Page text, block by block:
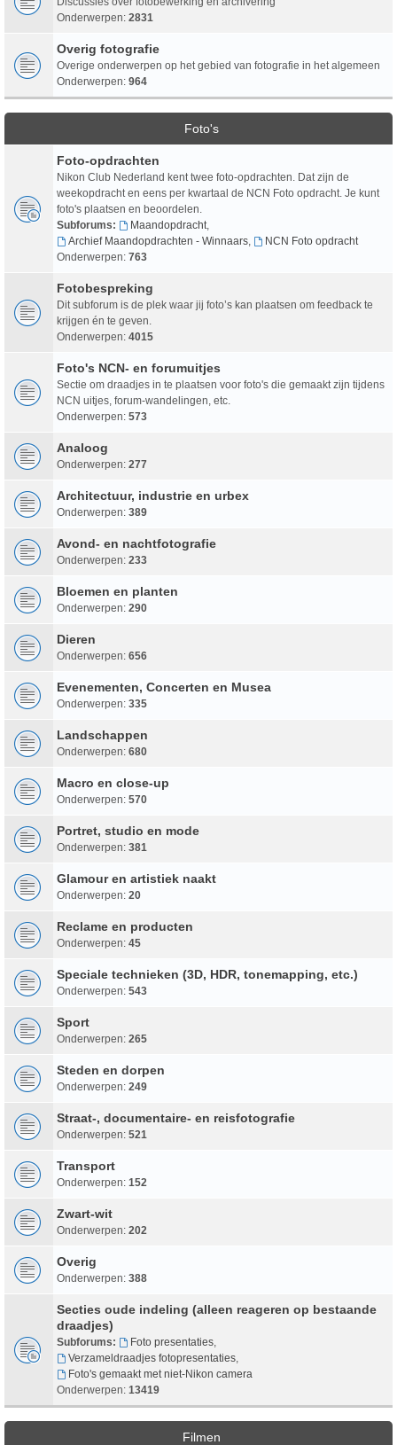
Onderwerpen: 2831
Overig fotografie
Overige onderwerpen op het gebied van fotografie in het algemeen
Onderwerpen: 964
Foto's
Foto-opdrachten
Nikon Club Nederland kent twee foto-opdrachten. Dat zijn de
weekopdracht en eens per kwartaal de NCN Foto opdracht. Je kunt
foto's plaatsen en beoordelen.
Subforums:
Maandopdracht,
Archief Maandopdrachten - Winnaars,
NCN Foto opdracht
Onderwerpen: 763
Fotobespreking
Dit subforum is de plek waar jij foto’s kan plaatsen om feedback te
krijgen én te geven.
Onderwerpen: 4015
Foto's NCN- en forumuitjes
Sectie om draadjes in te plaatsen voor foto's die gemaakt zijn tijdens
NCN uitjes, forum-wandelingen, etc.
Onderwerpen: 573
Analoog
Onderwerpen: 277
Architectuur, industrie en urbex
Onderwerpen: 389
Avond- en nachtfotografie
Onderwerpen: 233
Bloemen en planten
Onderwerpen: 290
Dieren
Onderwerpen: 656
Evenementen, Concerten en Musea
Onderwerpen: 335
Landschappen
Onderwerpen: 680
Macro en close-up
Onderwerpen: 570
Portret, studio en mode
Onderwerpen: 381
Glamour en artistiek naakt
Onderwerpen: 20
Reclame en producten
Onderwerpen: 45
Speciale technieken (3D, HDR, tonemapping, etc.)
Onderwerpen: 543
Sport
Onderwerpen: 265
Steden en dorpen
Onderwerpen: 249
Straat-, documentaire- en reisfotografie
Onderwerpen: 521
Transport
Onderwerpen: 152
Zwart-wit
Onderwerpen: 202
Overig
Onderwerpen: 388
Secties oude indeling (alleen reageren op bestaande
draadjes)
Subforums: Foto presentaties,
Verzameldraadjes fotopresentaties,
Foto's gemaakt met niet-Nikon camera
Onderwerpen: 13419
Filmen